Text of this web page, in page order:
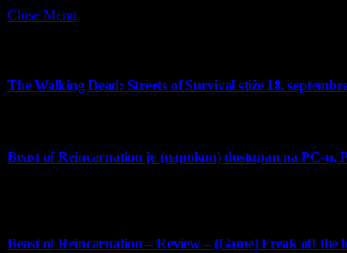
Close Menu
The Walking Dead: Streets of Survival stiže 18.
Beast of Reincarnation je (napokon) dostupan na PC-u,
Beast of Reincarnation – Review – (Game) Freak off the